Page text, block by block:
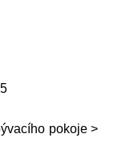
pokoje >